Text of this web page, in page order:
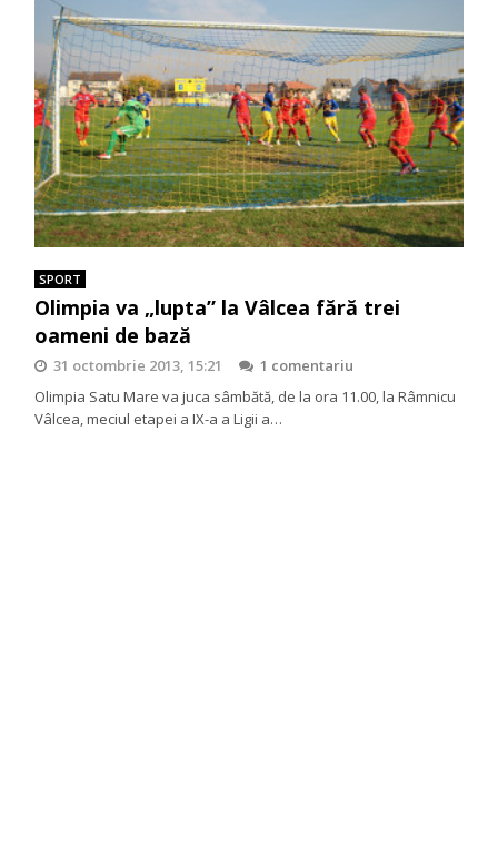
SPORT
Olimpia va „lupta” la Vâlcea fără trei
oameni de bază
31 octombrie 2013, 15:21
1 comentariu
Olimpia Satu Mare va juca sâmbătă, de la ora 11.00, la Râmnicu
Vâlcea, meciul etapei a IX-a a Ligii a…